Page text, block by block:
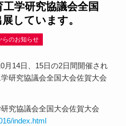
学研究協議会全国
しています。
らのお知らせ
月14日、15日の2日間開催され
研究協議会全国大会佐賀大会
究協議会全国大会佐賀大会
index.html